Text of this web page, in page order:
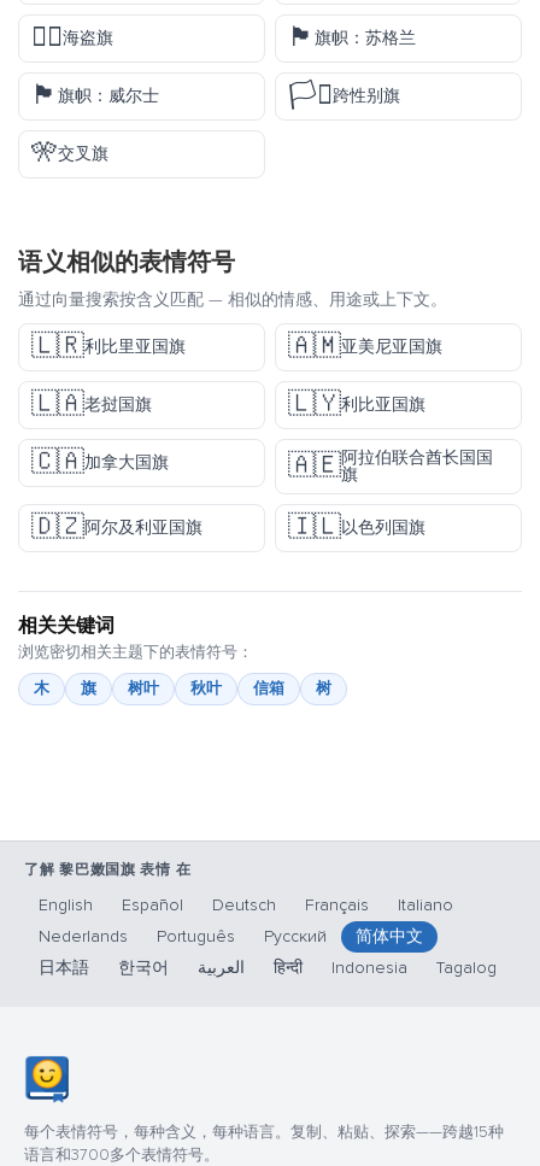
🏴‍☠️海盗旗 🏴󠁧󠁢󠁳󠁣󠁴󠁿 旗帜：苏格兰
🏴󠁧󠁢󠁷󠁬󠁳󠁿 旗帜：威尔士 🏳️‍⚧️跨性别旗
🎌交叉旗
语义相似的表情符号
通过向量搜索按含义匹配 — 相似的情感、用途或上下文。
🇱🇷利比里亚国旗 🇦🇲亚美尼亚国旗
🇱🇦老挝国旗 🇱🇾利比亚国旗
🇨🇦加拿大国旗 🇦🇪阿拉伯联合酋长国国
旗
🇩🇿阿尔及利亚国旗 🇮🇱以色列国旗
相关关键词
浏览密切相关主题下的表情符号：
木
旗 树叶 秋叶 信箱 树
了解 黎巴嫩国旗 表情 在
English Español Deutsch Français
Italiano
Nederlands
Português Русский
简体中文
日本語
한국어 العربية हिन्दी Indonesia Tagalog
每个表情符号，每种含义，每种语言。复制、粘贴、探索——跨越15种
语言和3700多个表情符号。